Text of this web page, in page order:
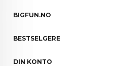
BIGFUN.NO
BESTSELGERE
DIN KONTO